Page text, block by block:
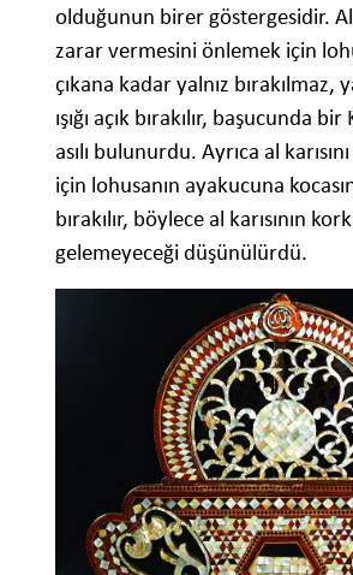
olduğunun birer göstergesidir. Al
zarar vermesini önlemek için
çıkana kadar yalnız bırakılmaz,
ışığı açık bırakılır, başucunda
asılı bulunurdu. Ayrıca al
için lohusanın ayakucuna
bırakılır, böylece al karısının
gelemeyeceği düşünülürdü.